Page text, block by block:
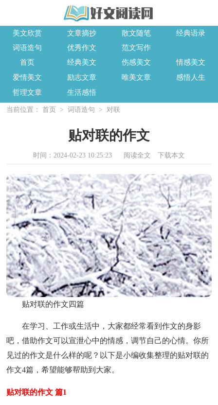
美文欣赏 文章摘抄 散文随笔
经典语录
词语造句
优秀作文
范文写作
首页
经典美文 伤感美文
情感美文
爱情美文
励志文章 唯美文章
感悟人生
哲理文章
生活感悟
当前位置： 首页 > 词语造句 > 对联
贴对联的作文
时间：2024-02-23 10:25:23 阅读全文 下载本文
贴对联的作文四篇
在学习、工作或生活中，大家都经常看到作文的身影
吧，借助作文可以宣泄心中的情感，调节自己的心情。你所
见过的作文是什么样的呢？以下是小编收集整理的贴对联的
作文4篇，希望能够帮助到大家。
贴对联的作文 篇1